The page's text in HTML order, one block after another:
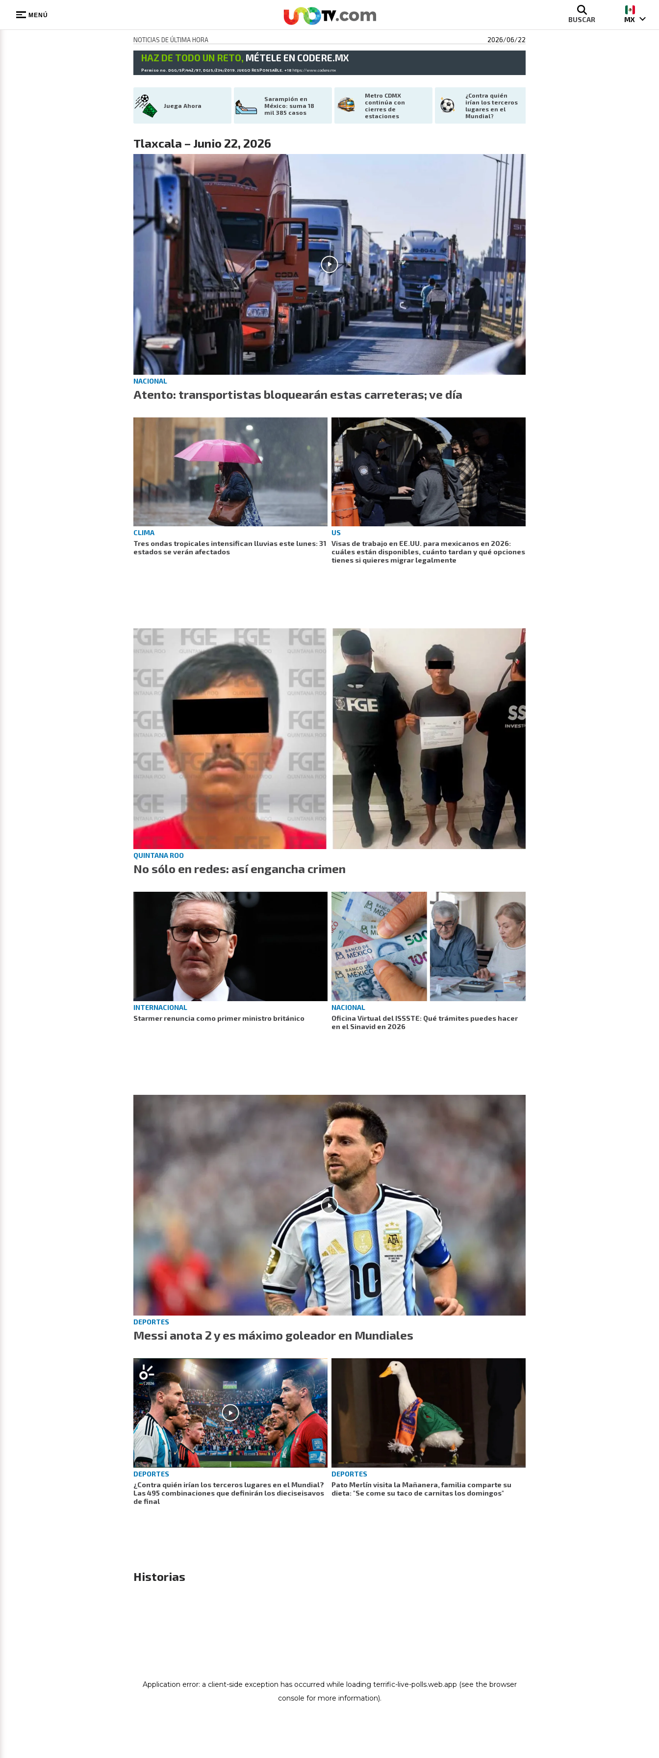
MENÚ BUSCAR MX
NOTICIAS DE ÚLTIMA HORA 2026/06/22
HAZ DE TODO UN RETO, MÉTELE EN CODERE.MX
Permiso no. DGG/SP/442/97, DGJS/234/2019. JUEGO RESPONSABLE. +18 https://www.codere.mx
Juega Ahora
Sarampión en
México: suma 18
mil 385 casos
Metro CDMX
continúa con
cierres de
estaciones
¿Contra quién
irían los terceros
lugares en el
Mundial?
Tlaxcala – Junio 22, 2026
NACIONAL
Atento: transportistas bloquearán estas carreteras; ve día
CLIMA
Tres ondas tropicales intensifican lluvias este lunes: 31
estados se verán afectados
US
Visas de trabajo en EE.UU. para mexicanos en 2026:
cuáles están disponibles, cuánto tardan y qué opciones
tienes si quieres migrar legalmente
QUINTANA ROO
No sólo en redes: así engancha crimen
INTERNACIONAL
Starmer renuncia como primer ministro británico
NACIONAL
Oficina Virtual del ISSSTE: Qué trámites puedes hacer
en el Sinavid en 2026
DEPORTES
Messi anota 2 y es máximo goleador en Mundiales
DEPORTES
¿Contra quién irían los terceros lugares en el Mundial?
Las 495 combinaciones que definirán los dieciseisavos
de final
DEPORTES
Pato Merlín visita la Mañanera, familia comparte su
dieta: "Se come su taco de carnitas los domingos"
Historias